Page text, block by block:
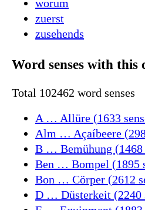
worum
zuerst
zusehends
Word senses with this
Total 102462 word senses
A … Allüre (1633
Alm … Açaíbeere
B … Bemühung (1468
Ben … Bompel (1895
Bon … Cörper (2612
D … Düsterkeit (2240